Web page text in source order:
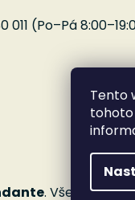
Tento
tohoto
011 (Po–Pá
. Všechna